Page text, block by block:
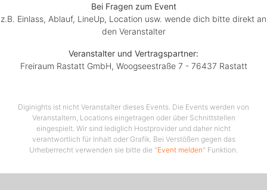
Bei Fragen zum Event
z.B. Einlass, Ablauf, LineUp, Location usw. wende dich bitte direkt an
den Veranstalter
Veranstalter und Vertragspartner:
Freiraum Rastatt GmbH, Woogseestraße 7 - 76437 Rastatt
Diginights ist nicht Veranstalter dieses Events. Die Events werden von
Veranstaltern, Locations eingetragen oder über Schnittstellen
eingespielt. Wir sind lediglich Hostprovider und daher nicht
verantwortlich für Inhalt oder Grafik. Bei Verstößen gegen das
Urheberrecht verwenden sie bitte die "Event melden" Funktion.